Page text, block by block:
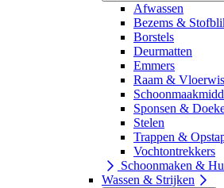
Afwassen
Bezems &
Borstels
Deurmatten
Emmers
Raam &
Sponsen &
Stelen
Trappen &
Vochtontrekkers
Schoonmaken &
Wassen & Strijken